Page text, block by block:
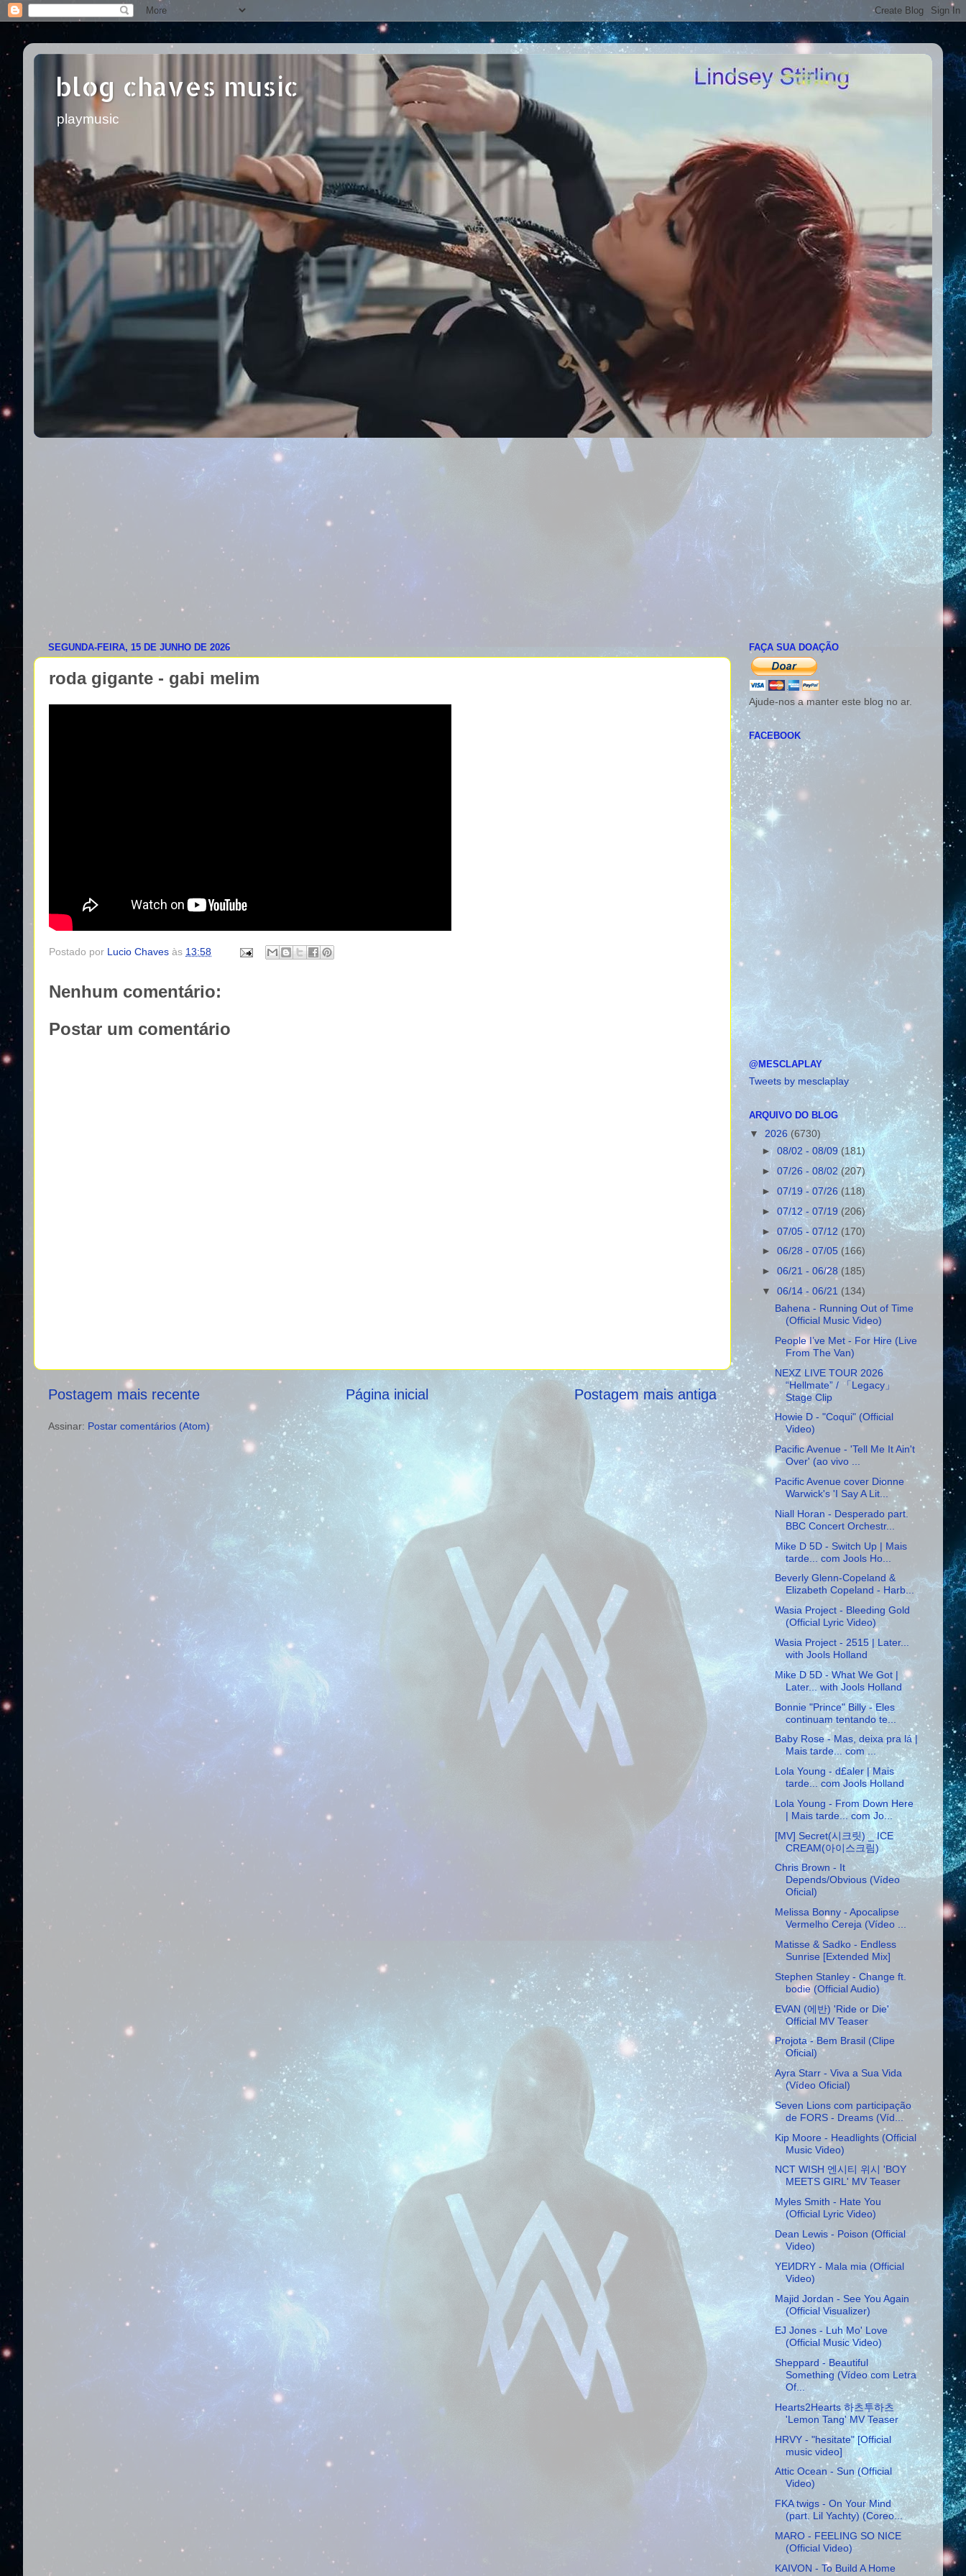
blog chaves music
playmusic
SEGUNDA-FEIRA, 15 DE JUNHO DE 2026
roda gigante - gabi melim
Postado por Lucio Chaves às 13:58
Nenhum comentário:
Postar um comentário
Postagem mais recente Postagem mais antiga
Página inicial
Assinar: Postar comentários (Atom)
FAÇA SUA DOAÇÃO
Ajude-nos a manter este blog no ar.
FACEBOOK
@MESCLAPLAY
Tweets by mesclaplay
ARQUIVO DO BLOG
▼ 2026 (6730)
►08/02 - 08/09(181)
►07/26 - 08/02(207)
►07/19 - 07/26 (118)
►07/12 - 07/19(206)
►07/05 - 07/12 (170)
►06/28 - 07/05 (166)
►06/21 - 06/28 (185)
▼06/14 - 06/21 (134)
Bahena - Running Out of Time
(Official Music Video)
People I’ve Met - For Hire (Live
From The Van)
NEXZ LIVE TOUR 2026
“Hellmate” / 「Legacy」
Stage Clip
Howie D - "Coqui" (Official
Video)
Pacific Avenue - 'Tell Me It Ain't
Over' (ao vivo ...
Pacific Avenue cover Dionne
Warwick's 'I Say A Lit...
Niall Horan - Desperado part.
BBC Concert Orchestr...
Mike D 5D - Switch Up | Mais
tarde... com Jools Ho...
Beverly Glenn-Copeland &
Elizabeth Copeland - Harb...
Wasia Project - Bleeding Gold
(Official Lyric Video)
Wasia Project - 2515 | Later...
with Jools Holland
Mike D 5D - What We Got |
Later... with Jools Holland
Bonnie "Prince" Billy - Eles
continuam tentando te...
Baby Rose - Mas, deixa pra lá |
Mais tarde... com ...
Lola Young - d£aler | Mais
tarde... com Jools Holland
Lola Young - From Down Here
| Mais tarde... com Jo...
[MV] Secret(시크릿) _ ICE
CREAM(아이스크림)
Chris Brown - It
Depends/Obvious (Vídeo
Oficial)
Melissa Bonny - Apocalipse
Vermelho Cereja (Vídeo ...
Matisse & Sadko - Endless
Sunrise [Extended Mix]
Stephen Stanley - Change ft.
bodie (Official Audio)
EVAN (에반) 'Ride or Die'
Official MV Teaser
Projota - Bem Brasil (Clipe
Oficial)
Ayra Starr - Viva a Sua Vida
(Vídeo Oficial)
Seven Lions com participação
de FORS - Dreams (Víd...
Kip Moore - Headlights (Official
Music Video)
NCT WISH 엔시티 위시 'BOY
MEETS GIRL' MV Teaser
Myles Smith - Hate You
(Official Lyric Video)
Dean Lewis - Poison (Official
Video)
YEИDRY - Mala mia (Official
Video)
Majid Jordan - See You Again
(Official Visualizer)
EJ Jones - Luh Mo' Love
(Official Music Video)
Sheppard - Beautiful
Something (Vídeo com Letra
Of...
Hearts2Hearts 하츠투하츠
'Lemon Tang' MV Teaser
HRVY - "hesitate" [Official
music video]
Attic Ocean - Sun (Official
Video)
FKA twigs - On Your Mind
(part. Lil Yachty) (Coreo...
MARO - FEELING SO NICE
(Official Video)
KAIVON - To Build A Home